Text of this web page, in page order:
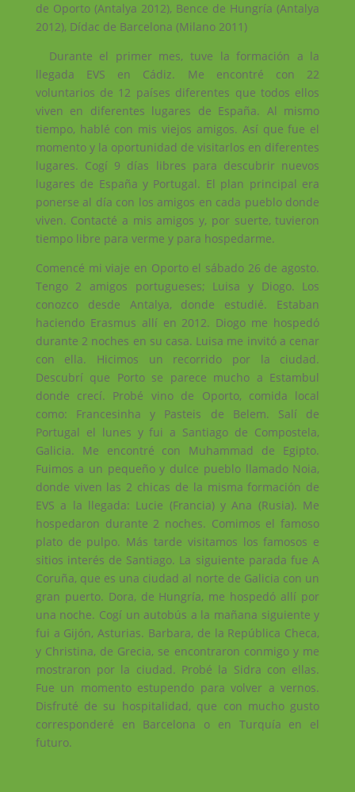
de Oporto (Antalya 2012), Bence de Hungría (Antalya
2012), Dídac de Barcelona (Milano 2011)
Durante el primer mes, tuve la formación a la
llegada EVS en Cádiz. Me encontré con 22
voluntarios de 12 países diferentes que todos ellos
viven en diferentes lugares de España. Al mismo
tiempo, hablé con mis viejos amigos. Así que fue el
momento y la oportunidad de visitarlos en diferentes
lugares. Cogí 9 días libres para descubrir nuevos
lugares de España y Portugal. El plan principal era
ponerse al día con los amigos en cada pueblo donde
viven. Contacté a mis amigos y, por suerte, tuvieron
tiempo libre para verme y para hospedarme.
Comencé mi viaje en Oporto el sábado 26 de agosto.
Tengo 2 amigos portugueses; Luisa y Diogo. Los
conozco desde Antalya, donde estudié. Estaban
haciendo Erasmus allí en 2012. Diogo me hospedó
durante 2 noches en su casa. Luisa me invitó a cenar
con ella. Hicimos un recorrido por la ciudad.
Descubrí que Porto se parece mucho a Estambul
donde crecí. Probé vino de Oporto, comida local
como: Francesinha y Pasteis de Belem. Salí de
Portugal el lunes y fui a Santiago de Compostela,
Galicia. Me encontré con Muhammad de Egipto.
Fuimos a un pequeño y dulce pueblo llamado Noia,
donde viven las 2 chicas de la misma formación de
EVS a la llegada: Lucie (Francia) y Ana (Rusia). Me
hospedaron durante 2 noches. Comimos el famoso
plato de pulpo. Más tarde visitamos los famosos e
sitios interés de Santiago. La siguiente parada fue A
Coruña, que es una ciudad al norte de Galicia con un
gran puerto. Dora, de Hungría, me hospedó allí por
una noche. Cogí un autobús a la mañana siguiente y
fui a Gijón, Asturias. Barbara, de la República Checa,
y Christina, de Grecia, se encontraron conmigo y me
mostraron por la ciudad. Probé la Sidra con ellas.
Fue un momento estupendo para volver a vernos.
Disfruté de su hospitalidad, que con mucho gusto
corresponderé en Barcelona o en Turquía en el
futuro.